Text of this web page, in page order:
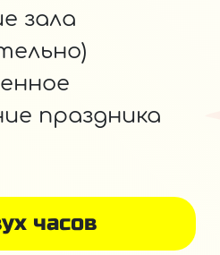
часов
зала
праздника